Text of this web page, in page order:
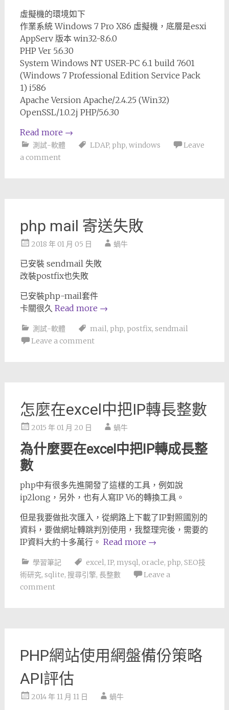
虛擬機的環境如下
作業系統 Windows 7 Pro X86 虛擬機，底層是esxi
AppServ 版本 win32-8.6.0
PHP Ver 5.6.30
System Windows NT USER-PC 6.1 build 7601
(Windows 7 Professional Edition Service Pack
1) i586
Apache Version Apache/2.4.25 (Win32)
OpenSSL/1.0.2j PHP/5.6.30
Read more →
測試-軟體 LDAP, php, windows
Leave
a comment
php mail 寄送失敗
2018 年 01 月 05 日 蝸牛
已安裝 sendmail 失敗
改裝postfix也失敗
已安裝php-mail套件
卡關很久 Read more →
測試-軟體 mail, php, postfix, sendmail
Leave a comment
怎麼在excel中把IP轉長整數
2015 年 01 月 20 日 蝸牛
為什麼要在excel中把IP轉成長整
數
php中有很多先進開發了這樣的工具，例如說
ip2long，另外，也有人寫IP V6的轉換工具。
但是我要做批次匯入，從網路上下載了IP對照國別的
資料，要做網址轉跳判別使用，我整理完後，需要的
IP資料大約十多萬行。 Read more →
學習筆記 excel, IP, mysql, oracle, php, SEO技
術研究, sqlite, 搜尋引擎, 長整數
Leave a
comment
PHP網站使用網盤備份策略
API評估
2014 年 11 月 11 日 蝸牛